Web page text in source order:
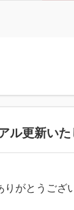
更新いた
がとうござ